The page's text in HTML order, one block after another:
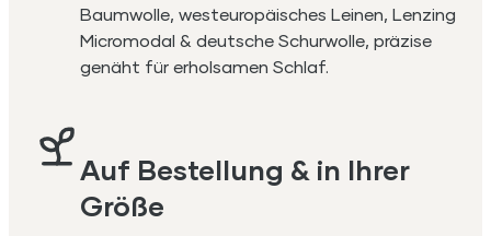
Baumwolle, westeuropäisches Leinen, Lenzing
Micromodal & deutsche Schurwolle, präzise
genäht für erholsamen Schlaf.
Auf Bestellung & in Ihrer
Größe